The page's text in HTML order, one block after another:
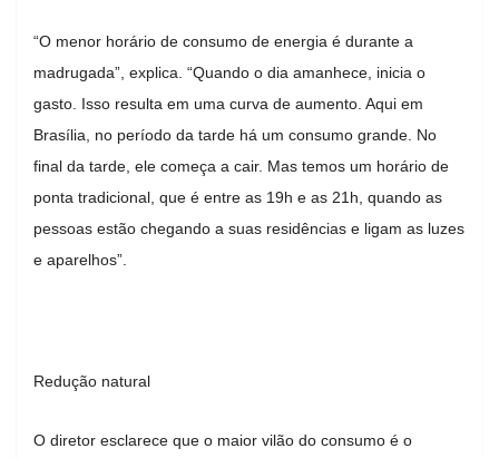
“O menor horário de consumo de energia é durante a
madrugada”, explica. “Quando o dia amanhece, inicia o
gasto. Isso resulta em uma curva de aumento. Aqui em
Brasília, no período da tarde há um consumo grande. No
final da tarde, ele começa a cair. Mas temos um horário de
ponta tradicional, que é entre as 19h e as 21h, quando as
pessoas estão chegando a suas residências e ligam as luzes
e aparelhos”.
Redução natural
O diretor esclarece que o maior vilão do consumo é o